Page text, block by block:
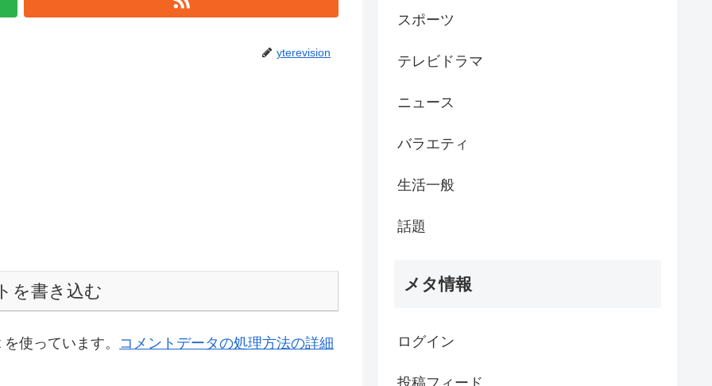
yterevision
を書き込む
使っています。 コメントデータの処理方法の詳細
スポーツ
テレビドラマ
ニュース
バラエティ
生活一般
話題
メタ情報
ログイン
投稿フィード